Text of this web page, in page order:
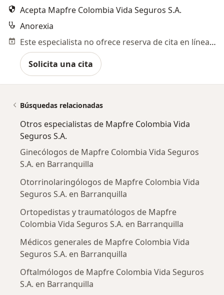
Acepta Mapfre Colombia Vida Seguros S.A.
Anorexia
Este especialista no ofrece reserva de cita en línea en esta dirección.
Solicita una cita
Búsquedas relacionadas
Otros especialistas de Mapfre Colombia Vida
Seguros S.A.
Ginecólogos de Mapfre Colombia Vida Seguros
S.A. en Barranquilla
Otorrinolaringólogos de Mapfre Colombia Vida
Seguros S.A. en Barranquilla
Ortopedistas y traumatólogos de Mapfre
Colombia Vida Seguros S.A. en Barranquilla
Médicos generales de Mapfre Colombia Vida
Seguros S.A. en Barranquilla
Oftalmólogos de Mapfre Colombia Vida Seguros
S.A. en Barranquilla